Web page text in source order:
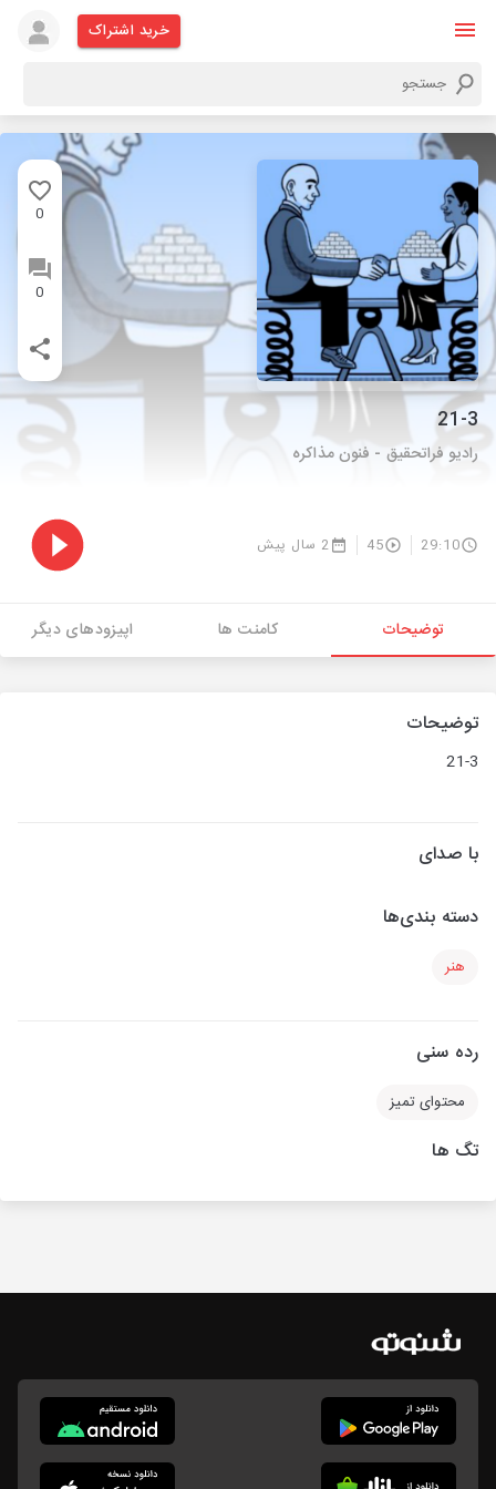
خرید اشتراک
0
0
21-3
رادیو فراتحقیق - فنون مذاکره
29:10
45 2 سال پیش
توضیحات کامنت ها اپیزودهای دیگر
توضیحات
21-3
با صدای
دسته بندی‌ها
هنر
رده سنی
محتوای تمیز
تگ ها